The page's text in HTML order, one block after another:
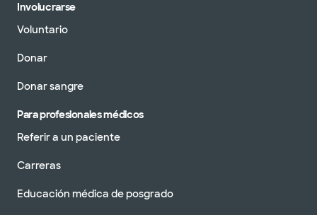
Involucrarse
Voluntario
Donar
Donar sangre
Para profesionales médicos
Referir a un paciente
Carreras
Educación médica de posgrado